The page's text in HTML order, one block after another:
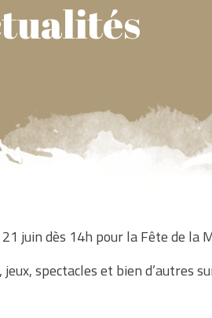
juin dès 14h pour la Fête de la
spectacles et bien d’autres